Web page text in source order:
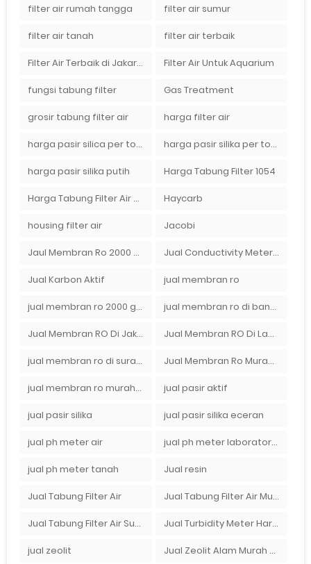
filter air rumah tangga filter air sumur
filter air tanah filter air terbaik
Filter Air Terbaik di Jakarta Filter Air Untuk Aquarium
fungsi tabung filter Gas Treatment
grosir tabung filter air harga filter air
harga pasir silica per ton per kg harga pasir silika per ton per kg
harga pasir silika putih Harga Tabung Filter 1054
Harga Tabung Filter Air Sumur Haycarb
housing filter air Jacobi
Jaul Membran Ro 2000 GPD Harga Murah Jual Conductivity Meter Lutron
Jual Karbon Aktif jual membran ro
jual membran ro 2000 gpd murah jual membran ro di bandung
Jual Membran RO Di Jakarta Selatan Jual Membran RO Di Lampung
jual membran ro di surabaya Jual Membran Ro Murah : 082140002080
jual membran ro murah surabaya jual pasir aktif
jual pasir silika jual pasir silika eceran
jual ph meter air jual ph meter laboratorium
jual ph meter tanah Jual resin
Jual Tabung Filter Air Jual Tabung Filter Air Murah
Jual Tabung Filter Air Surabaya Jual Turbidity Meter Harga Murah Di Sulawesi
jual zeolit Jual Zeolit Alam Murah Di Surabaya